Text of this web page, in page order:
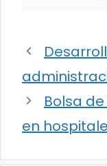
Bolsa
en